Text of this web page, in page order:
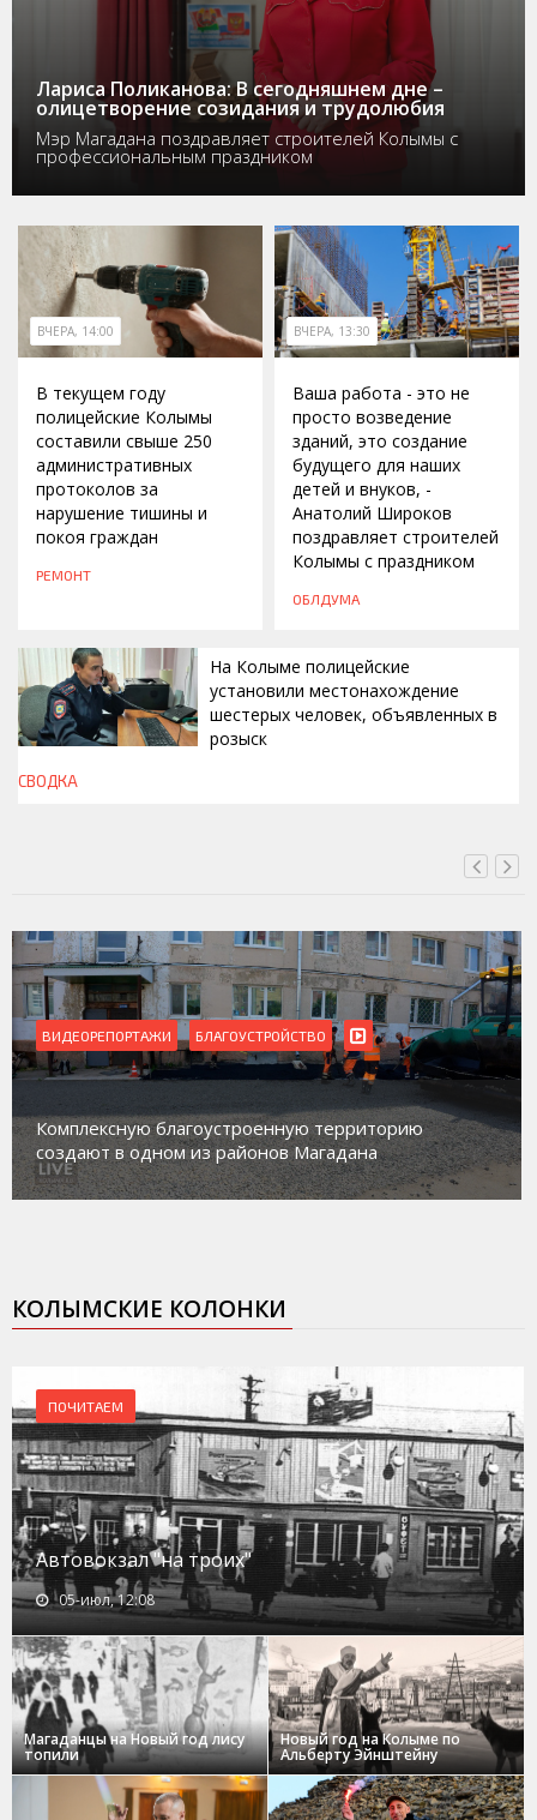
Лариса Поликанова: В сегодняшнем дне –
олицетворение созидания и трудолюбия
Мэр Магадана поздравляет строителей Колымы с
профессиональным праздником
ВЧЕРА, 14:00
В текущем году
полицейские Колымы
составили свыше 250
административных
протоколов за
нарушение тишины и
покоя граждан
РЕМОНТ
ВЧЕРА, 13:30
Ваша работа - это не
просто возведение
зданий, это создание
будущего для наших
детей и внуков, -
Анатолий Широков
поздравляет строителей
Колымы с праздником
ОБЛДУМА
ВЧЕРА, 13:00
На Колыме полицейские
установили местонахождение
шестерых человек, объявленных в
розыск
СВОДКА
ВИДЕОРЕПОРТАЖИ БЛАГОУСТРОЙСТВО
Комплексную благоустроенную территорию
создают в одном из районов Магадана
КОЛЫМСКИЕ КОЛОНКИ
ПОЧИТАЕМ
Автовокзал "на троих"
05-июл, 12:08
Магаданцы на Новый год лису
топили
Новый год на Колыме по
Альберту Эйнштейну